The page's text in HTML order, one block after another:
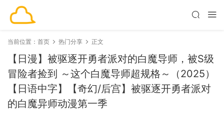
当前位置： 首页 热门分享 正文
【日漫】被驱逐开勇者派对的白魔导师，被S级
冒险者捡到 ～这个白魔导师超规格～（2025）
【日语中字】【奇幻/后宫】被驱逐开勇者派对
的白魔异师动漫第一季